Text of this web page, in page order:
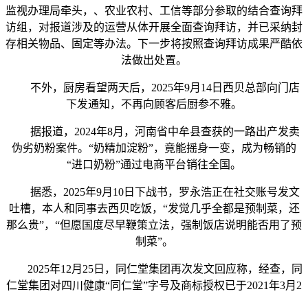
监视办理局牵头，、农业农村、工信等部分参取的结合查询拜
访组，对报道涉及的运营从体开展全面查询拜访，并已采纳封
存相关物品、固定等办法。下一步将按照查询拜访成果严酷依
法做出处置。
不外，厨房看望两天后，2025年9月14日西贝总部向门店
下发通知，不再向顾客后厨参不雅。
据报道，2024年8月，河南省中牟县查获的一路出产发卖
伪劣奶粉案件。“奶精加淀粉”，竟能摇身一变，成为畅销的
“进口奶粉”通过电商平台销往全国。
据悉，2025年9月10日下战书，罗永浩正在社交账号发文
吐槽，本人和同事去西贝吃饭，“发觉几乎全都是预制菜，还
那么贵”，“但愿国度尽早鞭策立法，强制饭店说明能否用了预
制菜”。
2025年12月25日，同仁堂集团再次发文回应称，经查，同
仁堂集团对四川健康“同仁堂”字号及商标授权已于2021年3月2